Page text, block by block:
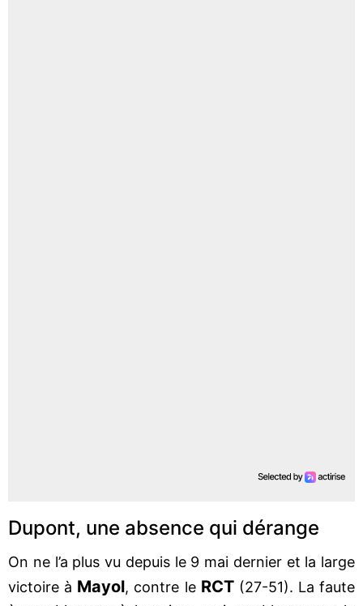
Dupont, une absence qui dérange
On ne l’a plus vu depuis le 9 mai dernier et la large
victoire à Mayol, contre le RCT (27-51). La faute